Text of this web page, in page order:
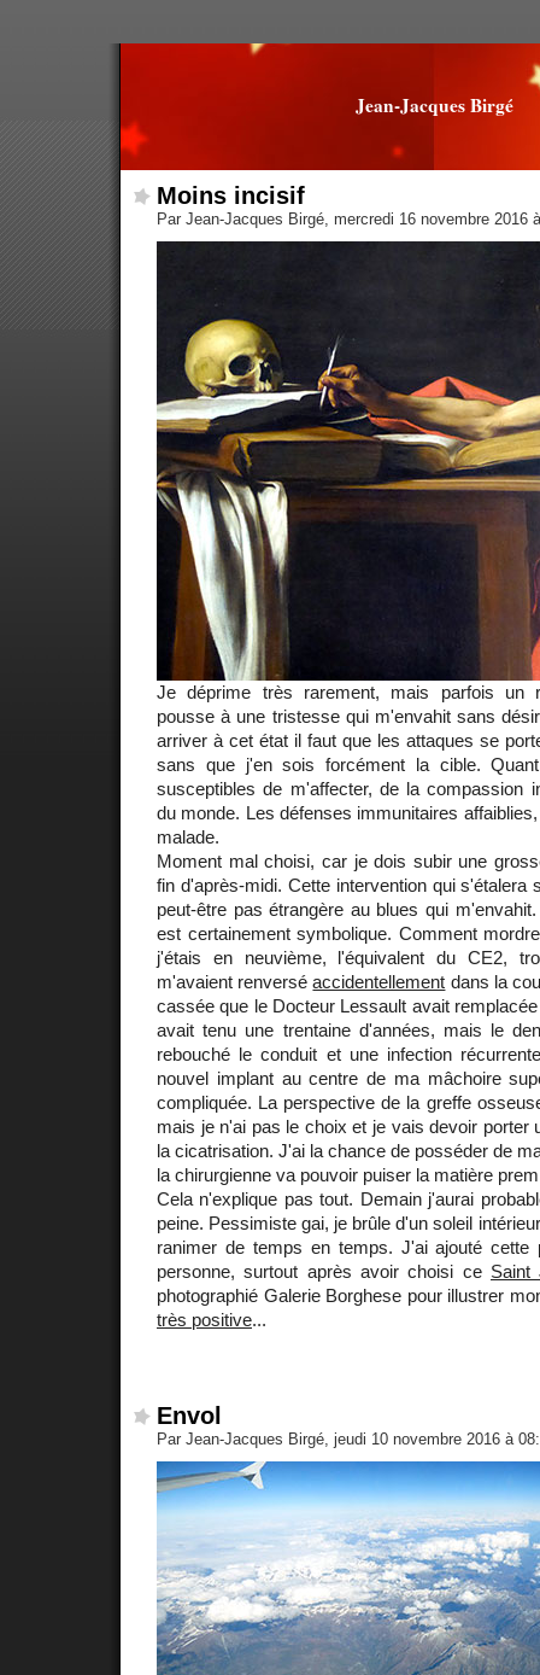
Jean-Jacques Birgé
Moins incisif
Par Jean-Jacques Birgé, mercredi 16 novembre 2016
Je déprime très rarement, mais parfois un
pousse à une tristesse qui m'envahit sans
arriver à cet état il faut que les attaques se
sans que j'en sois forcément la cible.
susceptibles de m'affecter, de la compassion
du monde. Les défenses immunitaires
malade.
Moment mal choisi, car je dois subir une
fin d'après-midi. Cette intervention qui s'étalera
peut-être pas étrangère au blues qui
est certainement symbolique. Comment
j'étais en neuvième, l'équivalent du CE2,
m'avaient renverséaccidentellement dans la
cassée que le Docteur Lessault avait
avait tenu une trentaine d'années, mais le
rebouché le conduit et une infection
nouvel implant au centre de ma mâchoire
compliquée. La perspective de la greffe
mais je n'ai pas le choix et je vais devoir porter
la cicatrisation. J'ai la chance de posséder de
la chirurgienne va pouvoir puiser la matière
Cela n'explique pas tout. Demain j'aurai
peine. Pessimiste gai, je brûle d'un soleil
ranimer de temps en temps. J'ai ajouté cette
personne, surtout après avoir choisi ce Saint
photographié Galerie Borghese pour illustrer
très positive...
Envol
Par Jean-Jacques Birgé, jeudi 10 novembre 2016 à